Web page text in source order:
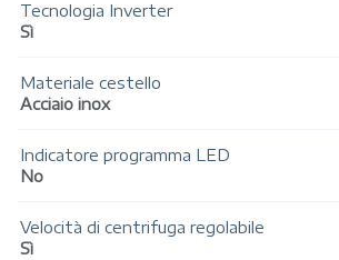
Tecnologia Inverter
Sì
Materiale cestello
Acciaio inox
Indicatore programma LED
No
Velocità di centrifuga regolabile
Sì